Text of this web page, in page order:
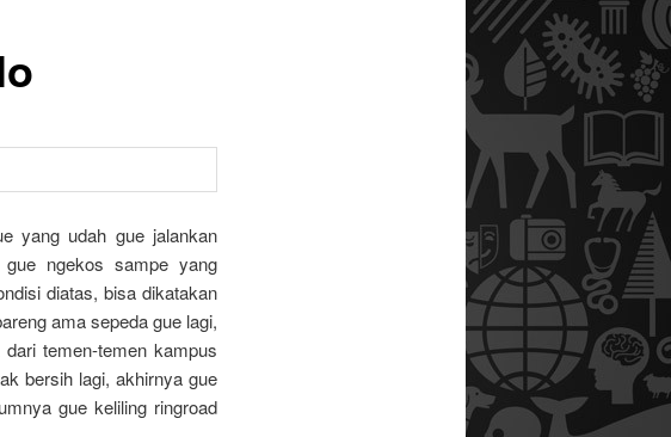
yang udah gue jalankan
ngekos sampe yang
diatas, bisa dikatakan
ama sepeda gue lagi,
temen-temen kampus
bersih lagi, akhirnya gue
gue keliling ringroad